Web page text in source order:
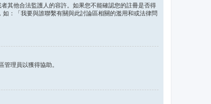
其他合法監護人的容許。如果您不能確認您的註冊是否得
：「我要與誰聯繫有關與此討論區相關的濫用和或法律問
理員以獲得協助。